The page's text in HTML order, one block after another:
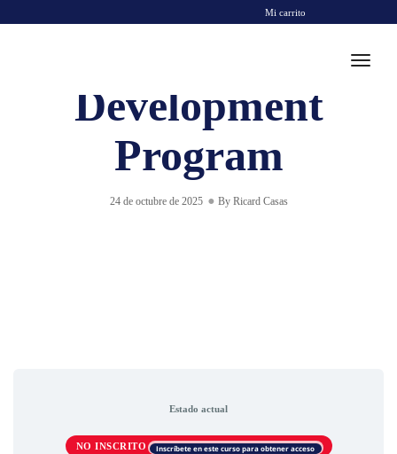
Mi carrito
Development
Program
24 de octubre de 2025 By Ricard Casas
Estado actual
NO INSCRITO Inscríbete en este curso para obtener acceso